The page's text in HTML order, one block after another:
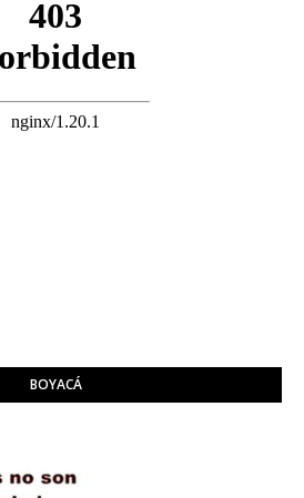
BOYACÁ